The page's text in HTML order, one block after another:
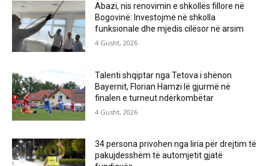
Abazi, nis renovimin e shkollës fillore në
Bogovinë: Investojmë në shkolla
funksionale dhe mjedis cilësor në arsim
4 Gusht, 2026
Talenti shqiptar nga Tetova i shënon
Bayernit, Florian Hamzi lë gjurmë në
finalen e turneut ndërkombëtar
4 Gusht, 2026
34 persona privohen nga liria për drejtim të
pakujdesshëm të automjetit gjatë